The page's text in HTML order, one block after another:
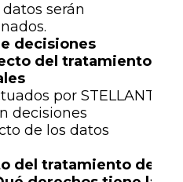
serán
decisiones
del tratamiento
por STELLANTIS
decisiones
de los datos
del tratamiento de